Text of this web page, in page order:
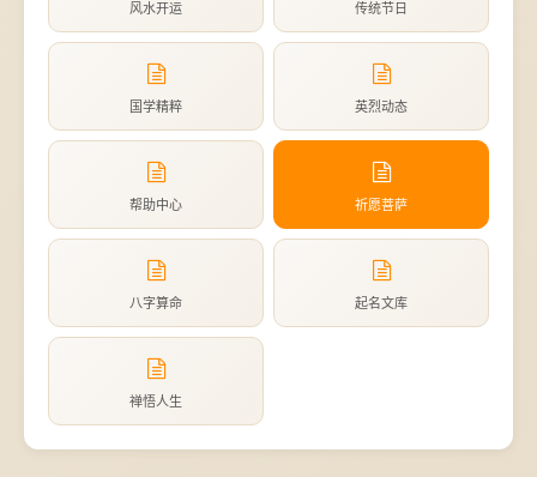
风水开运 传统节日
国学精粹 英烈动态
帮助中心 祈愿菩萨
八字算命 起名文库
禅悟人生